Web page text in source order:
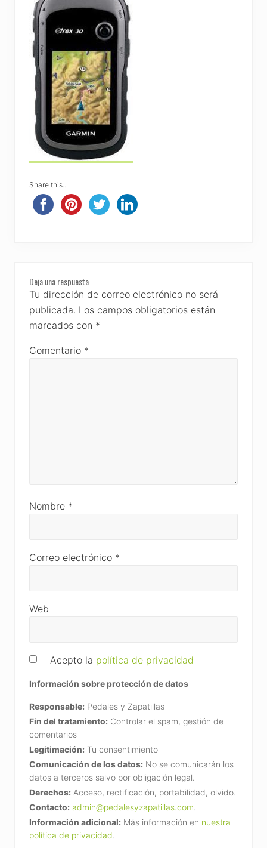
Share this...
Reader
Interactions
Deja una respuesta
Tu dirección de correo electrónico no será
publicada. Los campos obligatorios están
marcados con *
Comentario *
Nombre *
Correo electrónico *
Web
Acepto la política de privacidad
Información sobre protección de datos
Responsable: Pedales y Zapatillas
Fin del tratamiento: Controlar el spam, gestión de
comentarios
Legitimación: Tu consentimiento
Comunicación de los datos: No se comunicarán los
datos a terceros salvo por obligación legal.
Derechos: Acceso, rectificación, portabilidad, olvido.
Contacto: admin@pedalesyzapatillas.com.
Información adicional: Más información en nuestra
política de privacidad.